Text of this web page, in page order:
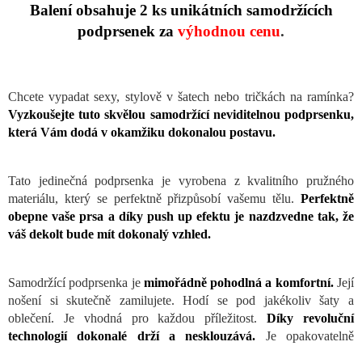
Balení obsahuje 2 ks unikátních samodržících
podprsenek za výhodnou cenu.
Chcete vypadat sexy, stylově v šatech nebo tričkách na ramínka?
Vyzkoušejte tuto skvělou samodržící neviditelnou podprsenku,
která Vám dodá v okamžiku dokonalou postavu.
Tato jedinečná podprsenka je vyrobena z kvalitního pružného
materiálu, který se perfektně přizpůsobí vašemu tělu. Perfektně
obepne vaše prsa a díky push up efektu je nazdzvedne tak, že
váš dekolt bude mít dokonalý vzhled.
Samodržící podprsenka je mimořádně pohodlná a komfortní. Její
nošení si skutečně zamilujete. Hodí se pod jakékoliv šaty a
oblečení. Je vhodná pro každou příležitost.Díky revoluční
technologií dokonalé drží a nesklouzává. Je opakovatelně